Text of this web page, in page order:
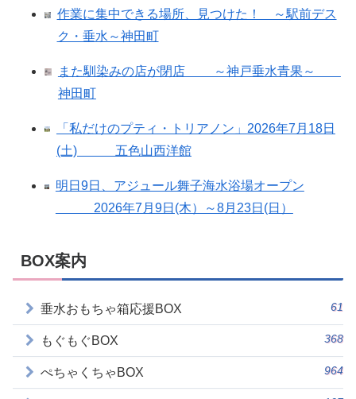
作業に集中できる場所、見つけた！ ～駅前デス
ク・垂水～神田町
また馴染みの店が閉店 ～神戸垂水青果～
神田町
「私だけのプティ・トリアノン」2026年7月18日
(土) 五色山西洋館
明日9日、アジュール舞子海水浴場オープン
2026年7月9日(木）～8月23日(日）
BOX案内
垂水おもちゃ箱応援BOX 61
もぐもぐBOX 368
ぺちゃくちゃBOX 964